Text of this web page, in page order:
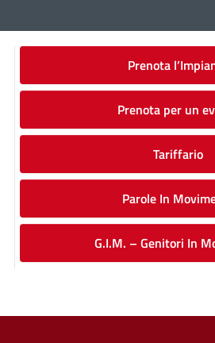
Prenota
Prenota per un
Tariffario
Parole In
G.I.M. – Genitori In